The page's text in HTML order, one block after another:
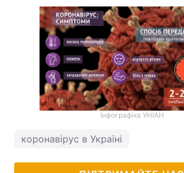
Інфографіка УНІАН
коронавірус в Україні